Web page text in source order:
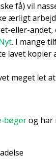
få) vil
ærligt
eller-
. I man­ge
lavet kopi­er
meget let
og har